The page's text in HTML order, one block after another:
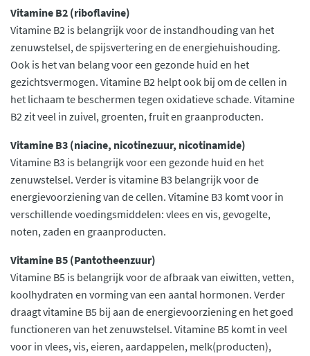
Vitamine B2 (riboflavine)
Vitamine B2 is belangrijk voor de instandhouding van het
zenuwstelsel, de spijsvertering en de energiehuishouding.
Ook is het van belang voor een gezonde huid en het
gezichtsvermogen. Vitamine B2 helpt ook bij om de cellen in
het lichaam te beschermen tegen oxidatieve schade. Vitamine
B2 zit veel in zuivel, groenten, fruit en graanproducten.
Vitamine B3 (niacine, nicotinezuur, nicotinamide)
Vitamine B3 is belangrijk voor een gezonde huid en het
zenuwstelsel. Verder is vitamine B3 belangrijk voor de
energievoorziening van de cellen. Vitamine B3 komt voor in
verschillende voedingsmiddelen: vlees en vis, gevogelte,
noten, zaden en graanproducten.
Vitamine B5 (Pantotheenzuur)
Vitamine B5 is belangrijk voor de afbraak van eiwitten, vetten,
koolhydraten en vorming van een aantal hormonen. Verder
draagt vitamine B5 bij aan de energievoorziening en het goed
functioneren van het zenuwstelsel. Vitamine B5 komt in veel
voor in vlees, vis, eieren, aardappelen, melk(producten),